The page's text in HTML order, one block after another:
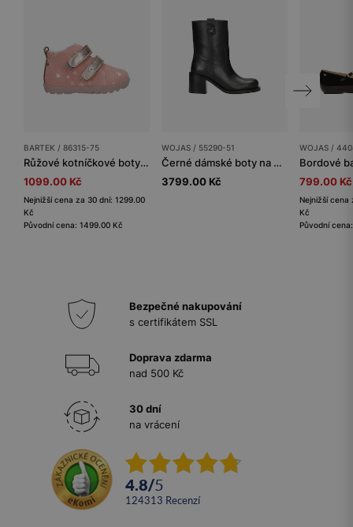
BARTEK / 86315-75
Růžové kotníčkové boty pro dívky se zlatými prvky BARTEK 86315-75
1099.00 Kč
Nejnižší cena za 30 dní: 1299.00
Kč
Původní cena: 1499.00 Kč
WOJAS / 55290-51
Černé dámské boty na podpatku s jednoduchým obouváním
3799.00 Kč
WOJAS /
799.00 Kč
Nejnižší cena
Kč
Původní
Bezpečné nakupování
s certifikátem SSL
Doprava zdarma
nad 500 Kč
30 dní
na vrácení
4.8/5
124313 recenzí